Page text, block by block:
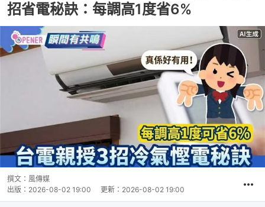
招省電秘訣：每調高1度省6%
撰文： 風傳媒
出版： 2026-08-02 19:00 更新： 2026-08-02 19:00